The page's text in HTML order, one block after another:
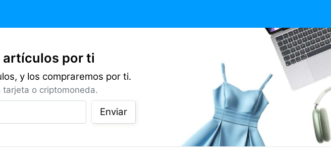
artículos por ti
y los compraremos por ti.
o criptomoneda.
Enviar